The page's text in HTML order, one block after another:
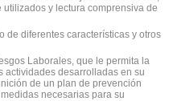
y lectura comprensiva de
de diferentes características y otros
Laborales, que le permita la
actividades desarrolladas en su
de un plan de prevención
necesarias para su